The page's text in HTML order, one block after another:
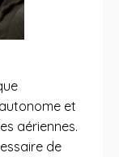
et
aériennes.
de